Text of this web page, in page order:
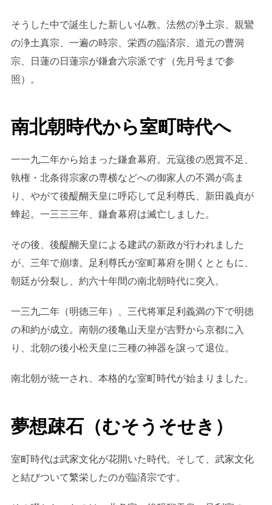
そうした中で誕生した新しい仏教。法然の浄土宗、親鸞
の浄土真宗、一遍の時宗、栄西の臨済宗、道元の曹洞
宗、日蓮の日蓮宗が鎌倉六宗派です（先月号まで参
照）。
南北朝時代から室町時代へ
一一九二年から始まった鎌倉幕府。元寇後の恩賞不足、
執権・北条得宗家の専横などへの御家人の不満が高ま
り、やがて後醍醐天皇に呼応して足利尊氏、新田義貞が
蜂起。一三三三年、鎌倉幕府は滅亡しました。
その後、後醍醐天皇による建武の新政が行われました
が、三年で崩壊。足利尊氏が室町幕府を開くとともに、
朝廷が分裂し、約六十年間の南北朝時代に突入。
一三九二年（明徳三年）、三代将軍足利義満の下で明徳
の和約が成立。南朝の後亀山天皇が吉野から京都に入
り、北朝の後小松天皇に三種の神器を譲って退位。
南北朝が統一され、本格的な室町時代が始まりました。
夢想疎石（むそうそせき）
室町時代は武家文化が花開いた時代。そして、武家文化
と結びついて繁栄したのが臨済宗です。